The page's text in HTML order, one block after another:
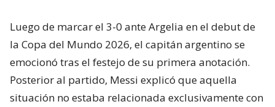
Luego de marcar el 3-0 ante Argelia en el debut de
la Copa del Mundo 2026, el capitán argentino se
emocionó tras el festejo de su primera anotación.
Posterior al partido, Messi explicó que aquella
situación no estaba relacionada exclusivamente con